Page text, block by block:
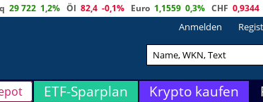
29 722 1,2% Öl 82,4 -0,1% Euro 1,1559 0,3% CHF 0,9344
Anmelden
ETF-Sparplan Krypto kaufen